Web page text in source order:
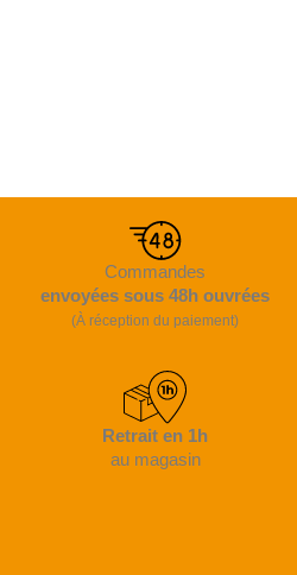
Commandes
envoyées sous 48h ouvrées
(À réception du paiement)
Retrait en 1h
au magasin